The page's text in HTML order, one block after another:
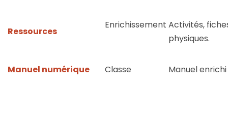
Ressources
Enrichissement Activités,
physiques.
Manuel numérique Classe Manuel